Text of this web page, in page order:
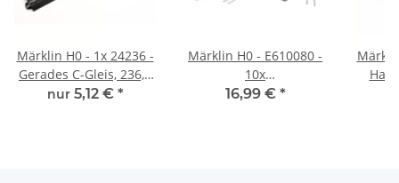
Märklin H0 - 1x 24236 -
Gerades C-Gleis, 236,1
mm
nur 5,12 € *
Märklin H0 - E610080 -
10x
Glühbirne/Steckbirne
16,99 € *